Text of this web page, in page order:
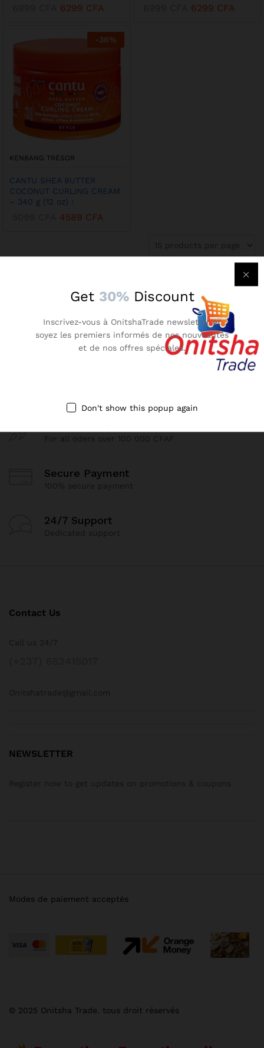
6299 CFA 6299 CFA
-36%
KENBANG TRÉSOR
CANTU SHEA BUTTER
COCONUT CURLING CREAM
– 340 g (12 oz) :
4589 CFA
NEWSLETTER
Inscrivez-vous à notre newsletter et soyez les premiers
informés de nos nouveautés et de nos offres spéciales
Secure Payment
24/7 Support
Contact Us
NEWSLETTER
© 2025 Onitsha Trade. tous droit réservés
Modes de paiement acceptés
Get 30% Discount
Inscrivez-vous à OnitshaTrade newsletter et
soyez les premiers informés de nos nouveautés
et de nos offres spéciales.
Don't show this popup again